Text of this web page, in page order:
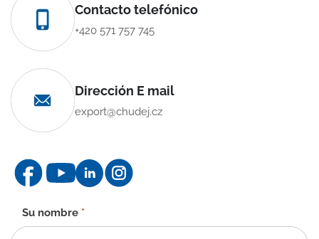
Contacto telefónico
+420 571 757 745
Dirección E mail
export@chudej.cz
Formulario
de
Su nombre *